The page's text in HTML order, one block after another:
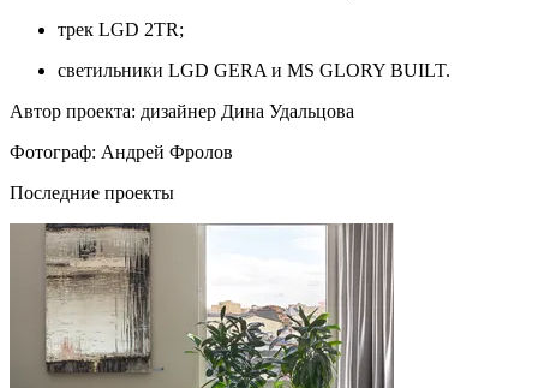
трек LGD 2TR;
светильники LGD GERA и MS GLORY BUILT.
Автор проекта: дизайнер Дина Удальцова
Фотограф: Андрей Фролов
Последние проекты